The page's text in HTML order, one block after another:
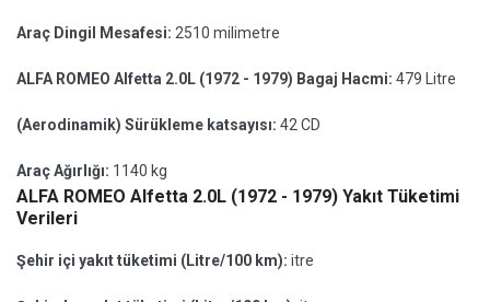
Araç Dingil Mesafesi: 2510 milimetre
ALFA ROMEO Alfetta 2.0L (1972 - 1979) Bagaj Hacmi: 479 Litre
(Aerodinamik) Sürükleme katsayısı: 42 CD
Araç Ağırlığı: 1140 kg
ALFA ROMEO Alfetta 2.0L (1972 - 1979) Yakıt Tüketimi
Verileri
Şehir içi yakıt tüketimi (Litre/100 km): itre